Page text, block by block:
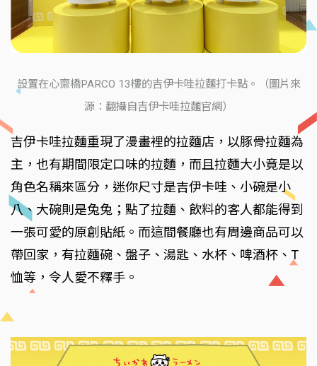
設置在心齋橋PARCO 13樓的吉伊卡哇拉麵打卡點。（圖片來
源：翻攝自吉伊卡哇拉麵官網）
吉伊卡哇拉麵重現了漫畫裡的拉麵店，以豚骨拉麵為
主，也有期間限定口味的拉麵，而且拉麵大小竟是以
角色名稱來區分，迷你尺寸是吉伊卡哇、小碗是小
八、大碗則是兔兔；點了拉麵、飲料的客人都能得到
一張可愛的原創貼紙。而這間餐廳也有周邊商品可以
帶回家，有拉麵碗、盤子、湯匙、水杯、啤酒杯、T
恤等，令人愛不釋手。